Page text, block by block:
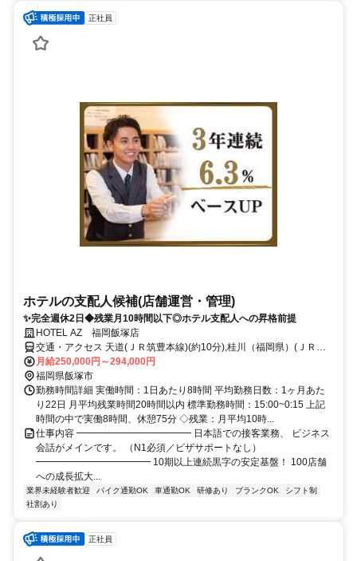
正社員
ホテルの支配人候補(店舗運営・管理)
✨完全週休2日◆残業月10時間以下◎ホテル支配人への昇格前提
HOTEL AZ 福岡飯塚店
交通・アクセス 天道(ＪＲ筑豊本線)(約10分),桂川（福岡県）(ＪＲ筑
豊本線〔原田線〕)北口(約27分),桂川（福岡県）(ＪＲ篠栗線〔福北ゆ
たか線〕)北口(約27分)
月給250,000円～294,000円
福岡県飯塚市
勤務時間詳細 実働時間：1日あたり8時間 平均勤務日数：1ヶ月あた
り22日 月平均残業時間20時間以内 標準勤務時間：15:00~0:15 上記
時間の中で実働8時間、休憩75分 ◇残業：月平均10時...
仕事内容 ━━━━━━━━━━━━ 日本語での接客業務、 ビジネス
会話がメインです。 （N1必須／ビザサポートなし）
━━━━━━━━━━━━ 10期以上連続黒字の安定基盤！ 100店舗
への成長拡大...
業界未経験者歓迎 バイク通勤OK 車通勤OK 研修あり ブランクOK
シフト制
社割あり
正社員